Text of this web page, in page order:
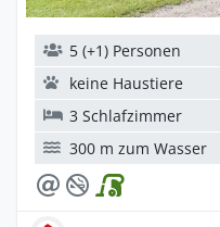
5 (+1) Personen
keine Haustiere
3 Schlafzimmer
300 m zum Wasser